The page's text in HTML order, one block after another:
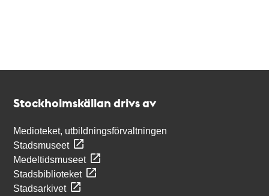
Stockholmskällan drivs av
Medioteket, utbildningsförvaltningen
Stadsmuseet
Medeltidsmuseet
Stadsbiblioteket
Stadsarkivet